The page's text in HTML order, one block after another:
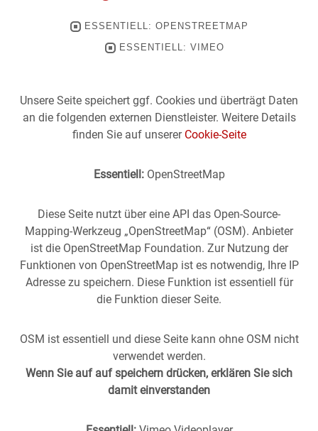
ESSENTIELL: OPENSTREETMAP
ESSENTIELL: VIMEO
Unsere Seite speichert ggf. Cookies und überträgt Daten
an die folgenden externen Dienstleister. Weitere Details
finden Sie auf unserer Cookie-Seite
Essentiell:OpenStreetMap
Diese Seite nutzt über eine API das Open-Source-
Mapping-Werkzeug „OpenStreetMap“ (OSM). Anbieter
ist die OpenStreetMap Foundation. Zur Nutzung der
Funktionen von OpenStreetMap ist es notwendig, Ihre IP
Adresse zu speichern. Diese Funktion ist essentiell für
die Funktion dieser Seite.
OSM ist essentiell und diese Seite kann ohne OSM nicht
verwendet werden.
Wenn Sie auf auf speichern drücken, erklären Sie sich
damit einverstanden